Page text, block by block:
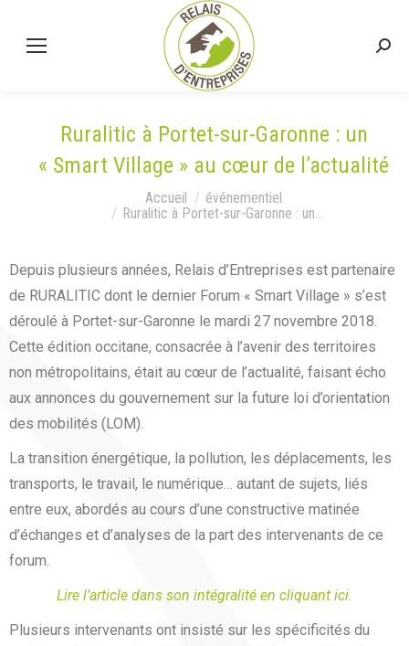
Ruralitic à Portet-sur-Garonne : un
« Smart Village » au cœur de l’actualité
Accueil
événementiel
Ruralitic à Portet-sur-Garonne : un…
Depuis plusieurs années, Relais d’Entreprises est partenaire
de RURALITIC dont le dernier Forum « Smart Village » s’est
déroulé à Portet-sur-Garonne le mardi 27 novembre 2018.
Cette édition occitane, consacrée à l’avenir des territoires
non métropolitains, était au cœur de l’actualité, faisant écho
aux annonces du gouvernement sur la future loi d’orientation
des mobilités (LOM).
La transition énergétique, la pollution, les déplacements, les
transports, le travail, le numérique… autant de sujets, liés
entre eux, abordés au cours d’une constructive matinée
d’échanges et d’analyses de la part des intervenants de ce
forum.
Lire l’article dans son intégralité en cliquant ici.
Plusieurs intervenants ont insisté sur les spécificités du